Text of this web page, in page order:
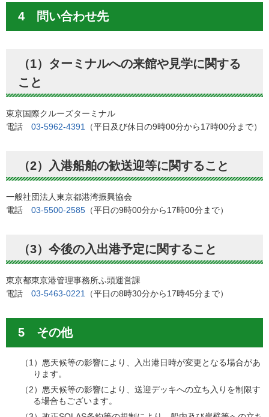
4 問い合わせ先
（1）ターミナルへの来館や見学に関する
こと
東京国際クルーズターミナル
電話 03-5962-4391 （平日及び休日の9時00分から17時00分まで）
（2）入港船舶の歓送迎等に関すること
一般社団法人東京都港湾振興協会
電話 03-5500-2585 （平日の9時00分から17時00分まで）
（3）今後の入出港予定に関すること
東京都東京港管理事務所ふ頭運営課
電話 03-5463-0221 （平日の8時30分から17時45分まで）
5 その他
（1）悪天候等の影響により、入出港日時が変更となる場合があ
ります。
（2）悪天候等の影響により、送迎デッキへの立ち入りを制限す
る場合もございます。